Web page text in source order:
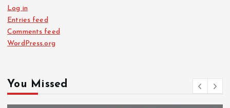
Log in
Entries feed
Comments feed
WordPress.org
You Missed